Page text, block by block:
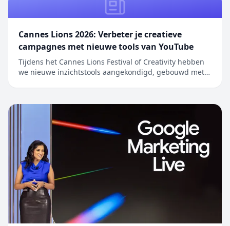
Cannes Lions 2026: Verbeter je creatieve
campagnes met nieuwe tools van YouTube
Tijdens het Cannes Lions Festival of Creativity hebben
we nieuwe inzichtstools aangekondigd, gebouwd met